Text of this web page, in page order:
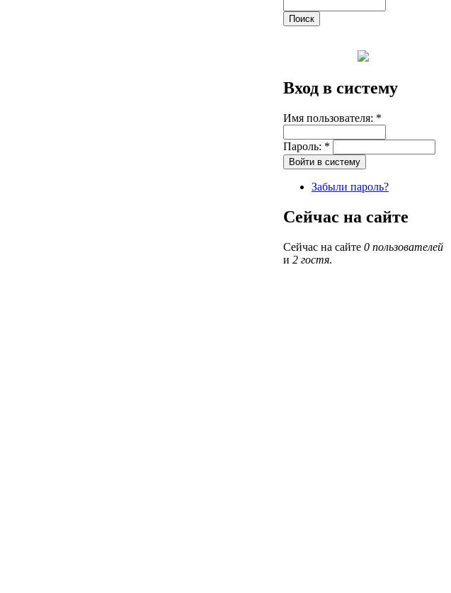
Вход в систему
Имя пользователя: *
Пароль: *
Забыли пароль?
Сейчас на сайте
Сейчас на сайте 0 пользователей
и 2 гостя.